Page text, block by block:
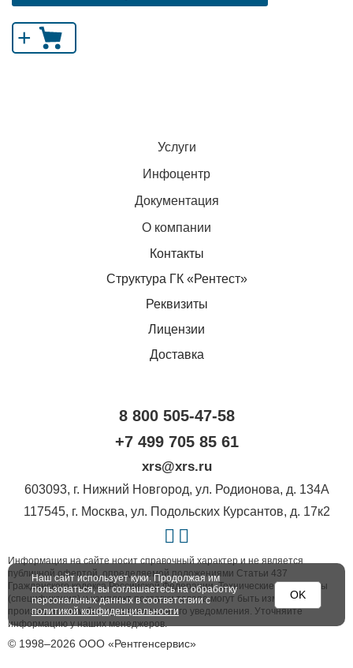
+
Услуги
Инфоцентр
Документация
О компании
Контакты
Структура ГК «Рентест»
Реквизиты
Лицензии
Доставка
8 800 505-47-58
+7 499 705 85 61
xrs@xrs.ru
603093, г. Нижний Новгород, ул. Родионова, д. 134А
117545, г. Москва, ул. Подольских Курсантов, д. 17к2
Информация на сайте носит справочный характер и не является
публичной офертой, определяемой положениями Статьи 437
Гражданского кодекса Российской Федерации. Технические параметры
(спецификация) и комплект поставки товара могут быть изменены
производителем без предварительного уведомления. Уточняйте
информацию у наших менеджеров.
© 1998–2026 ООО «Рентгенсервис»
Наш сайт использует куки. Продолжая им
пользоваться, вы соглашаетесь на обработку
персональных данных в соответствии с
политикой конфиденциальности
OK